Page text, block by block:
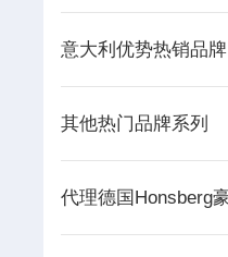
意大利优势热销品牌
其他热门品牌系列